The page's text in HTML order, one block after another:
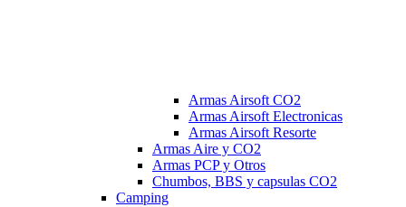
Armas Airsoft CO2
Armas Airsoft Electronicas
Armas Airsoft Resorte
Armas Aire y CO2
Armas PCP y Otros
Chumbos, BBS y capsulas CO2
Camping